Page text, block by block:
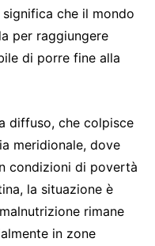
che il mondo
per raggiungere
di porre fine alla
diffuso, che colpisce
meridionale, dove
condizioni di povertà
la situazione è
rimane
in zone